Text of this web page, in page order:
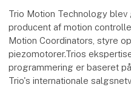
Trio Motion Technology blev
producent af motion
Motion Coordinators, styre
piezomotorer.Trios
programmering er baseret
Trio's internationale